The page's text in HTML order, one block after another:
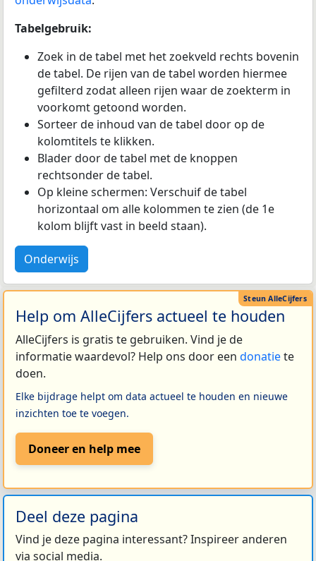
Tabelgebruik:
Zoek in de tabel met het zoekveld rechts bovenin
de tabel. De rijen van de tabel worden hiermee
gefilterd zodat alleen rijen waar de zoekterm in
voorkomt getoond worden.
Sorteer de inhoud van de tabel door op de
kolomtitels te klikken.
Blader door de tabel met de knoppen
rechtsonder de tabel.
Op kleine schermen: Verschuif de tabel
horizontaal om alle kolommen te zien (de 1e
kolom blijft vast in beeld staan).
Onderwijs
Help om AlleCijfers actueel te houden
AlleCijfers is gratis te gebruiken. Vind je de
informatie waardevol? Help ons door een donatiete
doen.
Elke bijdrage helpt om data actueel te houden en nieuwe
inzichten toe te voegen.
Doneer en help mee
Deel deze pagina
Vind je deze pagina interessant? Inspireer anderen
via social media.